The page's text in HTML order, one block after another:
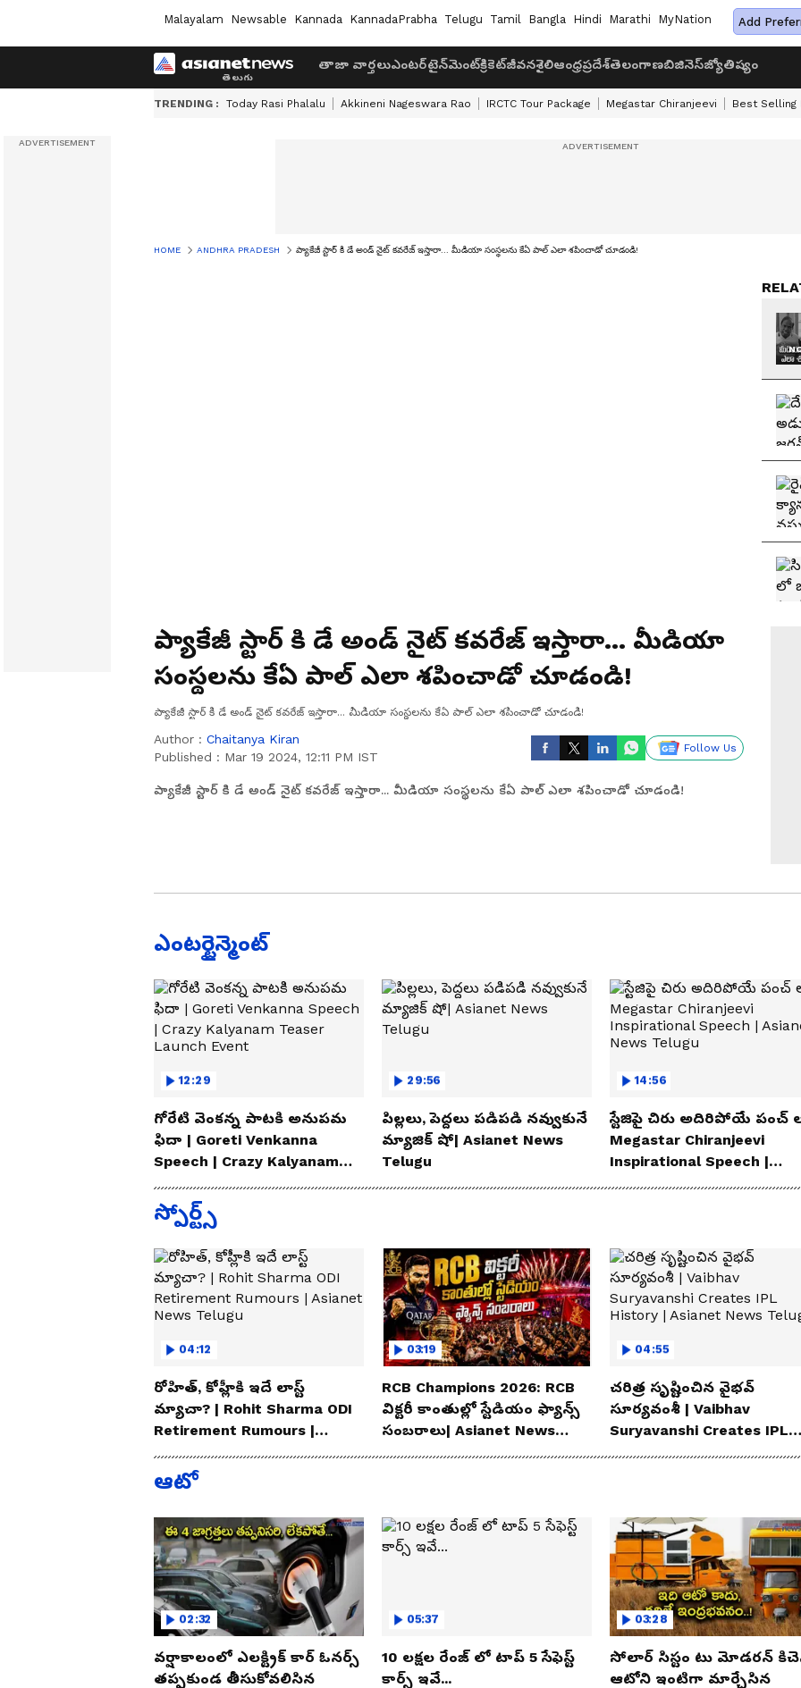
Malayalam Newsable Kannada KannadaPrabha Telugu Tamil Bangla Hindi Marathi MyNation Add
తాజా వార్తలుఎంటర్‌టైన్‌మెంట్క్రికెట్జీవనశైలిఆంధ్రప్రదేశ్తెలంగాణబిజినెస్జ్యోతిష్యం
TRENDING : Today Rasi Phalalu Akkineni Nageswara Rao IRCTC Tour Package Megastar Chiranjeevi Best Selling
HOME ANDHRA PRADESH ప్యాకేజీ స్టార్ కి డే అండ్ నైట్ కవరేజ్ ఇస్తారా... మీడియా సంస్థలను కేఏ పాల్ ఎలా శపించాడో చూడండి!
ప్యాకేజీ స్టార్ కి డే అండ్ నైట్ కవరేజ్ ఇస్తారా... మీడియా
సంస్థలను కేఏ పాల్ ఎలా శపించాడో చూడండి!
ప్యాకేజీ స్టార్ కి డే అండ్ నైట్ కవరేజ్ ఇస్తారా... మీడియా సంస్థలను కేఏ పాల్ ఎలా శపించాడో చూడండి!
Author : Chaitanya Kiran
Published : Mar 19 2024, 12:11 PM IST
Follow Us
ప్యాకేజీ స్టార్ కి డే అండ్ నైట్ కవరేజ్ ఇస్తారా... మీడియా సంస్థలను కేఏ పాల్ ఎలా శపించాడో చూడండి!
ఎంటర్టైన్మెంట్
12:29
గోరేటి వెంకన్న పాటకి అనుపమ
ఫిదా | Goreti Venkanna
Speech | Crazy Kalyanam
Teaser Launch Event
29:56
పిల్లలు, పెద్దలు పడిపడి నవ్వుకునే
మ్యాజిక్ షో| Asianet News
Telugu
14:56
స్టేజిపై చిరు అదిరిపోయే పంచ్
Megastar Chiranjeevi
Inspirational Speech |
Asianet News Telugu
స్పోర్ట్స్
04:12
రోహిత్, కోహ్లీకి ఇదే లాస్ట్
మ్యాచా? | Rohit Sharma ODI
Retirement Rumours |
Asianet News Telugu
03:19
RCB Champions 2026: RCB
విక్టరీ కాంతుల్లో స్టేడియం ఫ్యాన్స్
సంబరాలు| Asianet News
Telugu
04:55
చరిత్ర సృష్టించిన వైభవ్
సూర్యవంశీ | Vaibhav
Suryavanshi Creates IPL
History | Asianet News
ఆటో
02:32
వర్షాకాలంలో ఎలక్ట్రిక్ కార్ ఓనర్స్
తప్పకుండ తీసుకోవలిసిన
05:37
10 లక్షల రేంజ్ లో టాప్ 5 సేఫెస్ట్
కార్స్ ఇవే...
03:28
సోలార్ సిస్టం టు మోడరన్
ఆటోని ఇంటిగా మార్చేసిన